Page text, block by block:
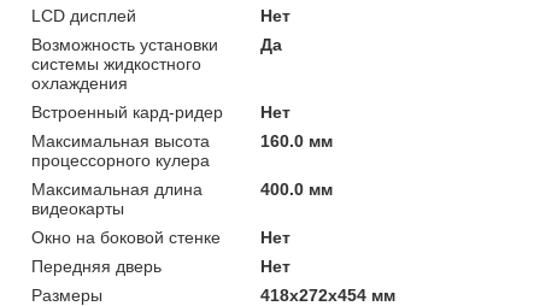
LCD дисплей
Нет
Возможность установки
системы жидкостного
охлаждения
Да
Встроенный кард-ридер
Нет
Максимальная высота
процессорного кулера
160.0 мм
Максимальная длина
видеокарты
400.0 мм
Окно на боковой стенке
Нет
Передняя дверь
Нет
Размеры
418х272х454 мм